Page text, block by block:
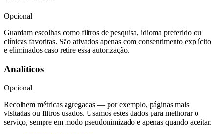
Opcional
Guardam escolhas como filtros de pesquisa, idioma preferido ou
clínicas favoritas. São ativados apenas com consentimento explícito
e eliminados caso retire essa autorização.
Analíticos
Opcional
Recolhem métricas agregadas — por exemplo, páginas mais
visitadas ou filtros usados. Usamos estes dados para melhorar o
serviço, sempre em modo pseudonimizado e apenas quando aceitar.